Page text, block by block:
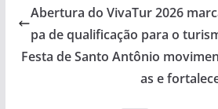
Abertura do VivaTur 2026
pa de qualificação para o
Festa de Santo Antônio
as e